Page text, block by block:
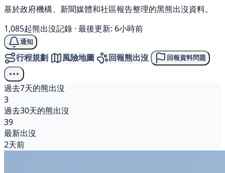
基於政府機構、新聞媒體和社區報告整理的黑熊出沒資料。
1,085起熊出沒記錄 · 最後更新: 6小時前
通知
行程規劃 風險地圖 回報熊出沒 回報資料問題
過去7天的熊出沒
3
過去30天的熊出沒
39
最新出沒
2天前